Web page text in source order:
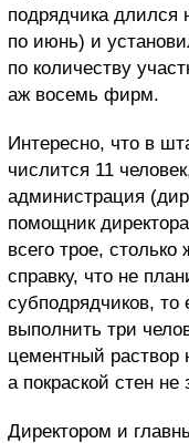
подрядчика длился
по июнь) и
по количеству
аж восемь фирм.
Интересно, что в
числится 11
администрация
помощник
всего трое,
справку, что не
субподрядчиков,
выполнить три
цементный раствор
а покраской стен не
Директором и